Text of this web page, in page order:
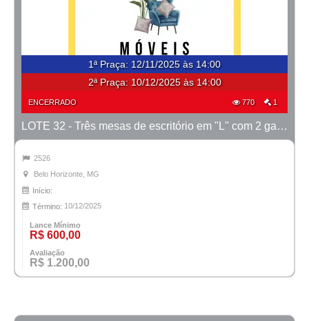
1ª Praça: 12/11/2025 às 14:00
2ª Praça: 10/12/2025 às 14:00
ENCERRADO 770 1
LOTE 32 - Três mesas de escritório em "L" com 2 gavetas
2526
Belo Horizonte, MG
Início:
Término: 10/12/2025
Lance Mínimo
R$ 600,00
Avaliação
R$ 1.200,00